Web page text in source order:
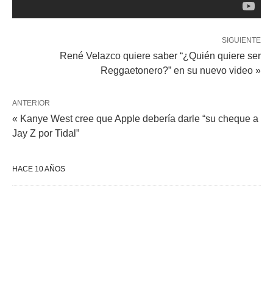
SIGUIENTE
René Velazco quiere saber “¿Quién quiere ser
Reggaetonero?” en su nuevo video »
ANTERIOR
« Kanye West cree que Apple debería darle “su cheque a
Jay Z por Tidal”
HACE 10 AÑOS